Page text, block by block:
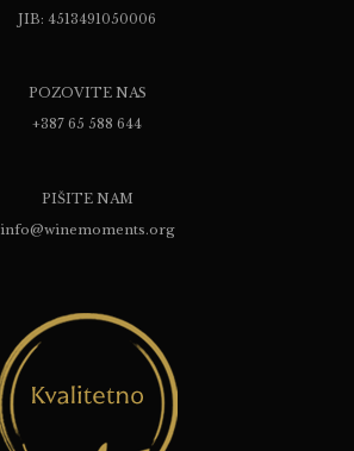
JIB: 4513491050006
POZOVITE NAS
+387 65 588 644
PIŠITE NAM
info@winemoments.org